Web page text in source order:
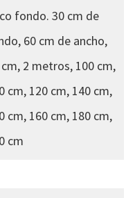
fondo. 30 cm de
60 cm de ancho,
2 metros, 100 cm,
cm, 120 cm, 140 cm,
cm, 160 cm, 180 cm,
cm